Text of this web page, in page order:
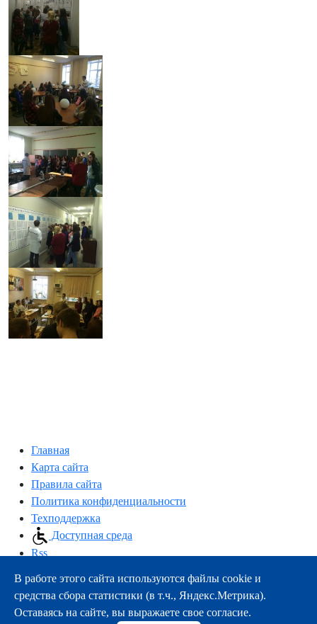
Главная
Карта сайта
Правила сайта
Политика конфиденциальности
Техподдержка
Доступная среда
Rss
163000, г.Архангельск, пр-т Троицкий, 51
тел.:+7 (8182) 21-11-63
e-mail:info@nsmu.ru
В работе этого сайта используются файлы cookie и
средства сбора статистики (в т.ч., Яндекс.Метрика).
Оставаясь на сайте, вы выражаете свое согласие.